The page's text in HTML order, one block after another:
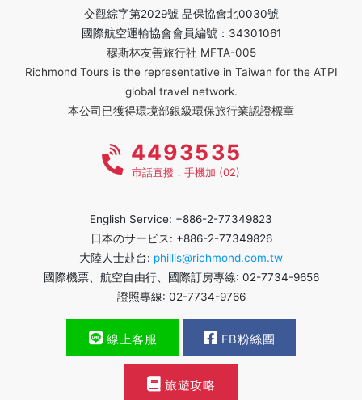
交觀綜字第2029號 品保協會北0030號
國際航空運輸協會會員編號：34301061
穆斯林友善旅行社 MFTA-005
Richmond Tours is the representative in Taiwan for the ATPI
global travel network.
本公司已獲得環境部銀級環保旅行業認證標章
4493535
市話直撥，手機加 (02)
English Service: +886-2-77349823
日本のサービス: +886-2-77349826
大陸人士赴台: phillis@richmond.com.tw
國際機票、航空自由行、國際訂房專線: 02-7734-9656
證照專線: 02-7734-9766
線上客服 FB粉絲團
旅遊攻略